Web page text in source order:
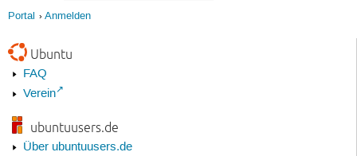
Portal Anmelden
Ubuntu
FAQ
Verein
ubuntuusers.de
Über ubuntuusers.de